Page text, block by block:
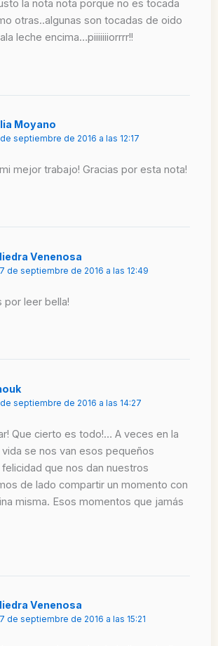
la nota nota porque no es tocada
otras..algunas son tocadas de oido
leche encima…piiiiiiiorrrr!!
Moyano
septiembre de 2016 a las 12:17
mejor trabajo! Gracias por esta nota!
Venenosa
de septiembre de 2016 a las 12:49
por leer bella!
septiembre de 2016 a las 14:27
Que cierto es todo!… A veces en la
se nos van esos pequeños
que nos dan nuestros
de lado compartir un momento con
misma. Esos momentos que jamás
Venenosa
de septiembre de 2016 a las 15:21